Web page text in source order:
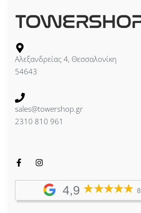
Αλεξανδρείας 4, Θεσσαλονίκη
54643
sales@towershop.gr
2310 810 961
4,9